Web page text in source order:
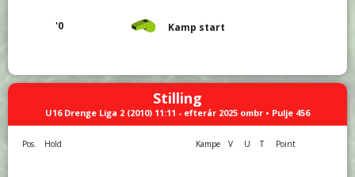
'0 Kamp start
Stilling
U16 Drenge Liga 2 (2010) 11:11 - efterår 2025 ombr • Pulje 456
Pos. Hold Kampe V U T Point